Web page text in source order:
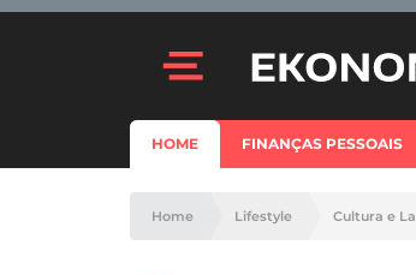
HOME FINANÇAS PESSOAIS
Home Lifestyle Cultura e